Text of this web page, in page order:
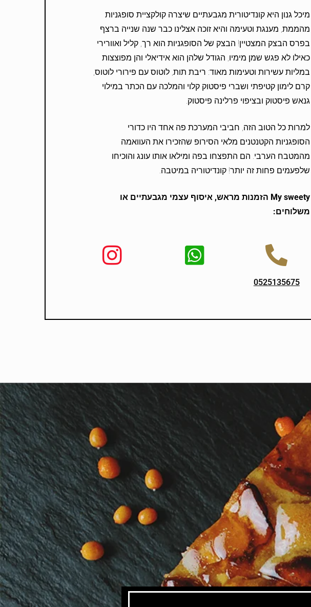
מיכל גנון היא קונדיטורית מגבעתיים שיצרה קולקציית סופגניות
מהממת, מענגת וטעימה והיא זוכה אצלינו כבר שנה שנייה ברצף
בפרס הבצק המצטיין! הבצק של הסופגניות הוא רך, קליל ואוורירי
כאילו לא פגש שמן מימיו, הגודל שלהן הוא אידיאלי והן מפוצצות
במליות עשירות וטעימות מאוד: ריבת תות, לוטוס עם פירורי לוטוס,
קרם לימון קטיפתי ושברי פיסטוק קלוי והמלכה עם הכתר במילוי
גנאש פיסטוק ובציפוי פרלינה פיסטוק.
למרות כל הטוב הזה, חביבי המערכת פה אחד היו כדורי
הסופגניות הקטנטנים מלאי הסירופ שהזכירו את העוואמה
מהמטבח הערבי. הם התפצחו בפה ומילאו אותו עונג והוכיחו
שלפעמים פחות זה יותר! קונדיטוריה במיטבה.
My sweety הזמנות מראש, איסוף עצמי מגבעתיים או
משלוחים:
0525135675